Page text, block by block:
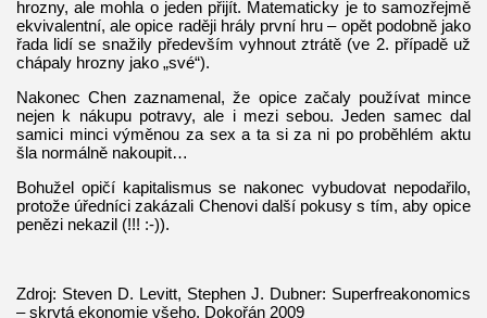
hrozny, ale mohla o jeden přijít. Matematicky je to samozřejmě
ekvivalentní, ale opice raději hrály první hru – opět podobně jako
řada lidí se snažily především vyhnout ztrátě (ve 2. případě už
chápaly hrozny jako „své“).
Nakonec Chen zaznamenal, že opice začaly používat mince
nejen k nákupu potravy, ale i mezi sebou. Jeden samec dal
samici minci výměnou za sex a ta si za ni po proběhlém aktu
šla normálně nakoupit…
Bohužel opičí kapitalismus se nakonec vybudovat nepodařilo,
protože úředníci zakázali Chenovi další pokusy s tím, aby opice
penězi nekazil (!!! :-)).
Zdroj: Steven D. Levitt, Stephen J. Dubner: Superfreakonomics
– skrytá ekonomie všeho, Dokořán 2009